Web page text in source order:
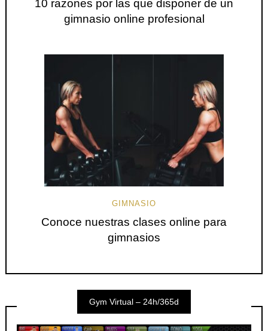
10 razones por las que disponer de un
gimnasio online profesional
GIMNASIO
Conoce nuestras clases online para
gimnasios
Gym Virtual – 24h/365d